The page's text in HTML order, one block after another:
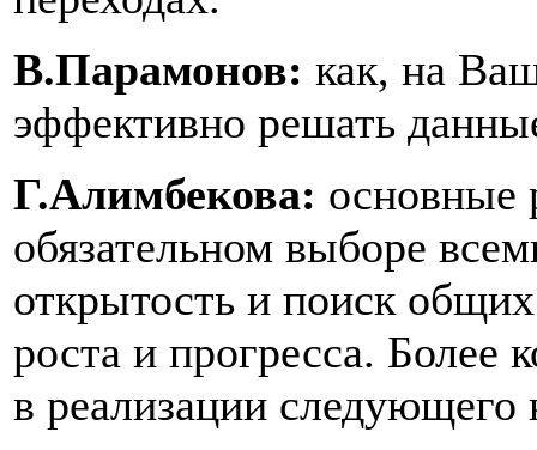
В.Парамонов: как, на
эффективно решать
Г.Алимбекова: основные
обязательном выборе
открытость и поиск
роста и прогресса. Более
в реализации следующего